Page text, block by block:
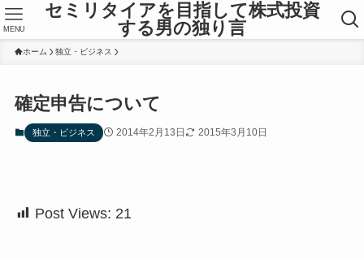
セミリタイアを目指して株式投資
する男の独り言
MENU
ホーム 独立・ビジネス
確定申告について
独立・ビジネス 2014年2月13日 2015年3月10日
Post Views: 21